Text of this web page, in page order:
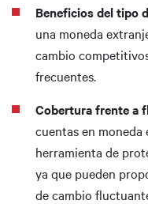
Beneficios del tipo
una moneda
cambio
frecuentes.
Cobertura frente a
cuentas en
herramienta de
ya que pueden
de cambio